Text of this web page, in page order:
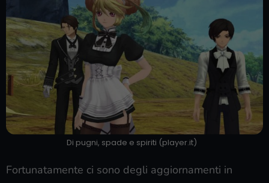
Di pugni, spade e spiriti (player.it)
Fortunatamente ci sono degli aggiornamenti in